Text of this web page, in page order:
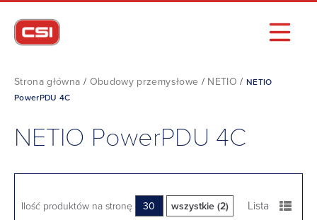
Strona główna / Obudowy przemysłowe / NETIO /NETIO
PowerPDU 4C
NETIO PowerPDU 4C
Ilość produktów na stronę 30 wszystkie (2)
Lista